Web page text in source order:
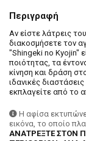
Περιγραφή
Αν είστε λάτρεις
διακοσμήσετε τον
"Shingeki no Kyojin"
ποιότητας, τα
κίνηση και δράση
ιδανικές
εκπλαγείτε από το
Η αφίσα
εικόνα, το οποίο
ΑΝΑΤΡΕΞΤΕ ΣΤΟΝ